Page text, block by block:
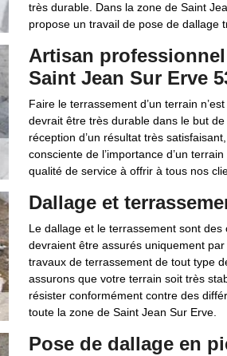
très durable. Dans la zone de Saint
propose un travail de pose de dallage
Artisan
Saint Jean Sur Erve
Faire le terrassement d’un terrain
devrait être très durable dans le but
réception d’un résultat très
consciente de l’importance d’un
qualité de service à offrir à tous nos
Dallage et
Le dallage et le terrassement sont
devraient être assurés uniquement
travaux de terrassement de tout type
assurons que votre terrain soit très
résister conformément contre des
toute la zone de Saint Jean Sur Erve.
Pose de dallage en